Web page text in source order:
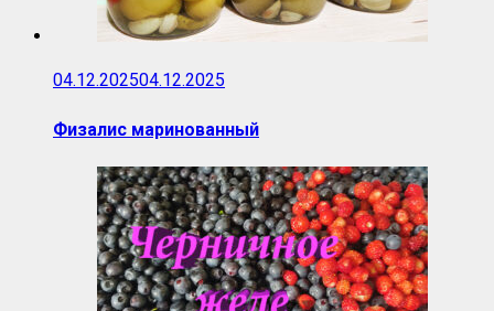
04.12.202504.12.2025
Физалис маринованный